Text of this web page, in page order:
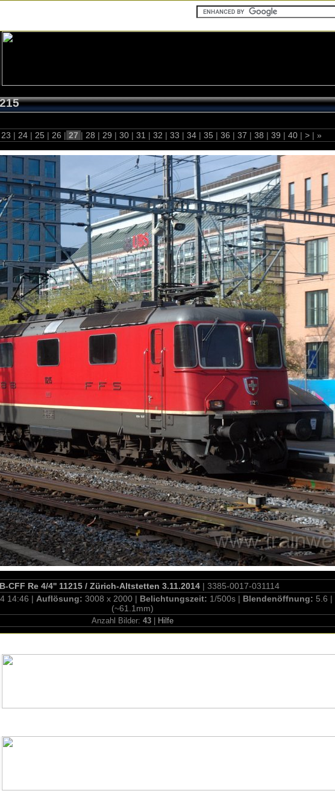
23 | 24 | 25 | 26 | 27 | 28 | 29 | 30 | 31 | 32 | 33 | 34 | 35 | 36 | 37 | 38 | 39 | 40 | > | »
CFF Re 4/4'' 11215 / Zürich-Altstetten 3.11.2014 | 3385-0017-031114
14:46 | Auflösung: 3008 x 2000 | Belichtungszeit: 1/500s | Blendenöffnung: 5.6 |
(~61.1mm)
Anzahl Bilder: 43 Hilfe